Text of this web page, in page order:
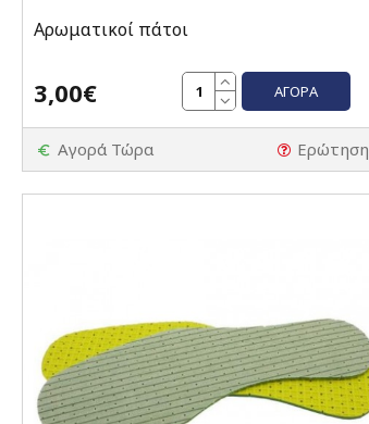
Αρωματικοί πάτοι
3,00€ ΑΓΟΡΆ
Αγορά Τώρα Ερώτηση